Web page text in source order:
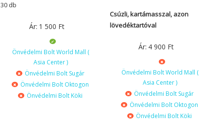
30 db
Ár: 1 500 Ft
Önvédelmi Bolt World Mall (
Asia Center )
Önvédelmi Bolt Sugár
Önvédelmi Bolt Oktogon
Önvédelmi Bolt Köki
Csúzli, kartámasszal, azon
lövedéktartóval
Ár: 4 900 Ft
Önvédelmi Bolt World Mall (
Asia Center )
Önvédelmi Bolt Sugár
Önvédelmi Bolt Oktogon
Önvédelmi Bolt Köki